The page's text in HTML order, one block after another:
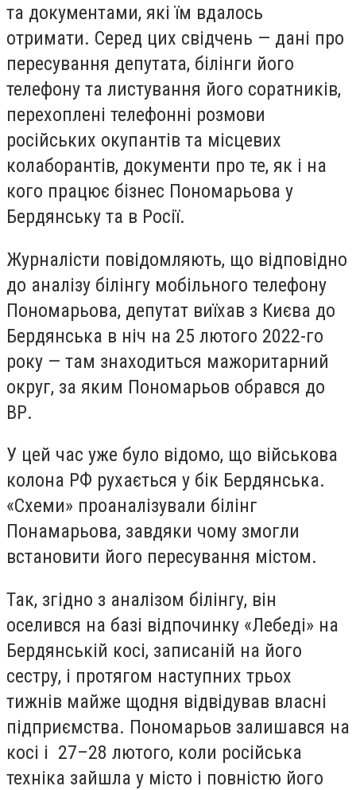
та документами, які їм вдалось
отримати. Серед цих свідчень — дані про
пересування депутата, білінги його
телефону та листування його соратників,
перехоплені телефонні розмови
російських окупантів та місцевих
колаборантів, документи про те, як і на
кого працює бізнес Пономарьова у
Бердянську та в Росії.
Журналісти повідомляють, що відповідно
до аналізу білінгу мобільного телефону
Пономарьова, депутат виїхав з Києва до
Бердянська в ніч на 25 лютого 2022-го
року — там знаходиться мажоритарний
округ, за яким Пономарьов обрався до
ВР.
У цей час уже було відомо, що військова
колона РФ рухається у бік Бердянська.
«Схеми» проаналізували білінг
Понамарьова, завдяки чому змогли
встановити його пересування містом.
Так, згідно з аналізом білінгу, він
оселився на базі відпочинку «Лебеді» на
Бердянській косі, записаній на його
сестру, і протягом наступних трьох
тижнів майже щодня відвідував власні
підприємства. Пономарьов залишався на
косі і 27–28 лютого, коли російська
техніка зайшла у місто і повністю його